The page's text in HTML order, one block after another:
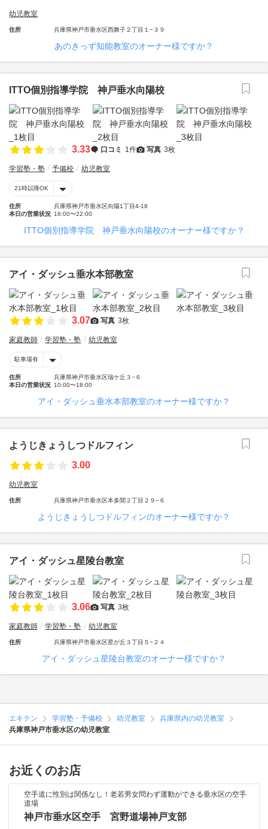
幼児教室
住所 兵庫県神戸市垂水区西舞子２丁目１−３９
あのきっず知能教室のオーナー様ですか？
ITTO個別指導学院 神戸垂水向陽校
3.33 口コミ 1件 写真 3枚
学習塾・塾 予備校 幼児教室
21時以降OK
住所
兵庫県神戸市垂水区向陽1丁目4-18
本日の営業状況 16:00〜22:00
ITTO個別指導学院 神戸垂水向陽校のオーナー様ですか？
アイ・ダッシュ垂水本部教室
3.07 写真 3枚
家庭教師 学習塾・塾 幼児教室
駐車場有
住所
兵庫県神戸市垂水区瑞ケ丘３−６
本日の営業状況 10:00〜18:00
アイ・ダッシュ垂水本部教室のオーナー様ですか？
ようじきょうしつドルフィン
3.00
幼児教室
住所 兵庫県神戸市垂水区本多聞２丁目２９−６
ようじきょうしつドルフィンのオーナー様ですか？
アイ・ダッシュ星陵台教室
3.06 写真 3枚
家庭教師 学習塾・塾 幼児教室
住所 兵庫県神戸市垂水区星が丘３丁目５−２４
アイ・ダッシュ星陵台教室のオーナー様ですか？
エキテン 学習塾・予備校 幼児教室
兵庫県内の幼児教室
兵庫県神戸市垂水区の幼児教室
お近くのお店
空手道に性別は関係なし！老若男女問わず運動ができる垂水区の空手
道場
神戸市垂水区空手 宮野道場神戸支部